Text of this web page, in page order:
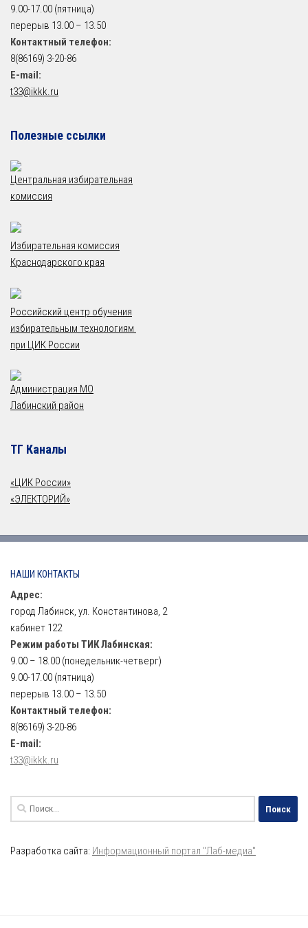
9.00-17.00 (пятница)
перерыв 13.00 – 13.50
Контактный телефон:
8(86169) 3-20-86
E-mail:
t33@ikkk.ru
Полезные ссылки
Центральная избирательная
комиссия
Избирательная комиссия
Краснодарского края
Российский центр обучения
избирательным технологиям
при ЦИК России
Администрация МО
Лабинский район
ТГ Каналы
«ЦИК России»
«ЭЛЕКТОРИЙ»
НАШИ КОНТАКТЫ
Адрес:
город Лабинск, ул. Константинова, 2
кабинет 122
Режим работы ТИК Лабинская:
9.00 – 18.00 (понедельник-четверг)
9.00-17.00 (пятница)
перерыв 13.00 – 13.50
Контактный телефон:
8(86169) 3-20-86
E-mail:
t33@ikkk.ru
Найти:
Разработка сайта: Информационный портал "Лаб-медиа"